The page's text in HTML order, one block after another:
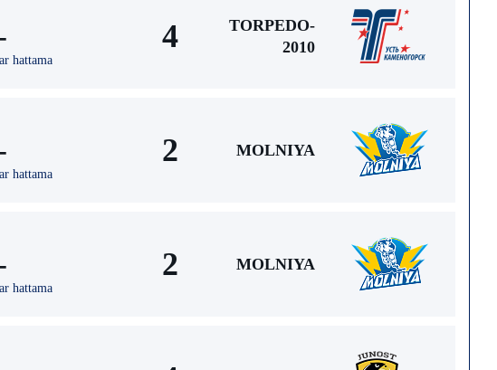
hattama
4
TORPEDO-
2010
hattama
2 MOLNIYA
hattama
2 MOLNIYA